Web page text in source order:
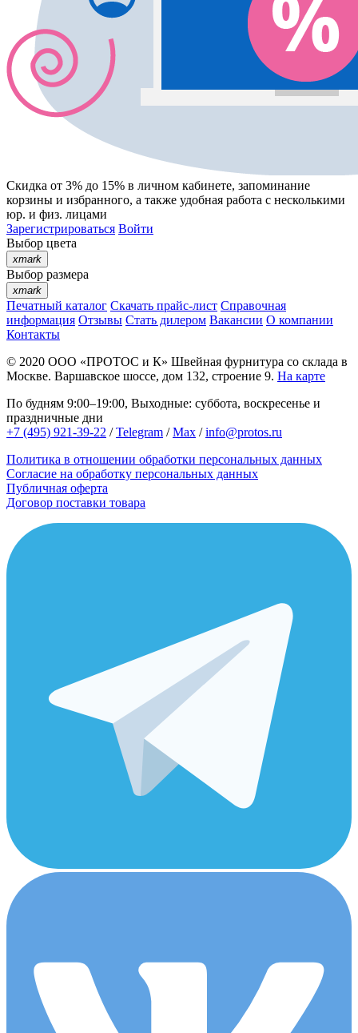
Скидка от 3% до 15% в личном кабинете, запоминание
корзины и избранного, а также удобная работа с несколькими
юр. и физ. лицами
Зарегистрироваться Войти
Выбор цвета
xmark
Выбор размера
xmark
Печатный каталог Скачать прайс-лист Справочная
информация Отзывы Стать дилером Вакансии О компании
Контакты
© 2020 ООО «ПРОТОС и К» Швейная фурнитура со склада в
Москве. Варшавское шоссе, дом 132, строение 9. На карте
По будням 9:00–19:00, Выходные: суббота, воскресенье и
праздничные дни
+7 (495) 921-39-22 /Telegram /Max /info@protos.ru
Политика в отношении обработки персональных данных
Согласие на обработку персональных данных
Публичная оферта
Договор поставки товара